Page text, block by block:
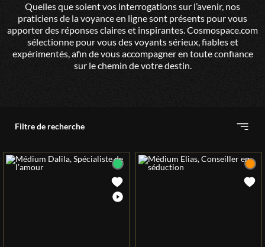
Quelles que soient vos interrogations sur l’avenir, nos
praticiens de la voyance en ligne sont présents pour vous
apporter des réponses claires et inspirantes. Cosmospace.com
sélectionne pour vous des voyants sérieux, fiables et
expérimentés, afin de vous accompagner en toute confiance
sur le chemin de votre destin.
Filtre de recherche